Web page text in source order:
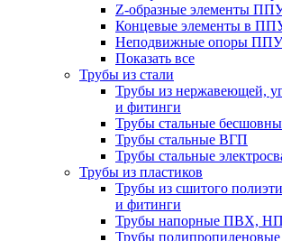
Z-образные элементы
Концевые элементы в
Неподвижные опоры ППУ
Показать все
Трубы из стали
Трубы из нержавеющей,
и фитинги
Трубы стальные
Трубы стальные ВГП
Трубы стальные
Трубы из пластиков
Трубы из сшитого
и фитинги
Трубы напорные ПВХ,
Трубы